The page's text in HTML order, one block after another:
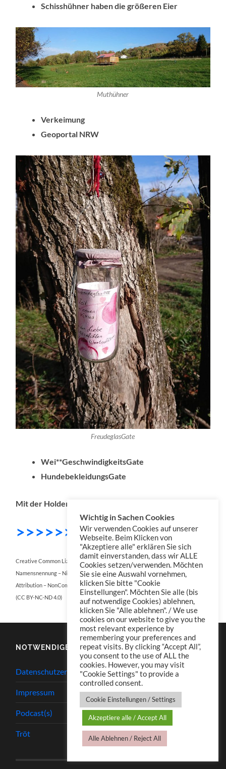
Schisshühner haben die größeren Eier
Muthühner
Verkeimung
Geoportal NRW
FreudeglasGate
Wei**GeschwindigkeitsGate
HundebekleidungsGate
Mit der Holden
>>>>>>> DOWNLOAD
Creative Common Lizenz:
Namensnennung – Nicht kommerziell – Keine Bearbeitungen 4.0 International
Attribution – NonCommercial – NoDerivatives 4.0 International
(CC BY-NC-ND 4.0)
NOTWENDIGES
Datenschutzerklärung
Impressum
Podcast(s)
Tröt
Wichtig in Sachen Cookies
Wir verwenden Cookies auf unserer
Webseite. Beim Klicken von
"Akzeptiere alle" erklären Sie sich
damit einverstanden, dass wir ALLE
Cookies setzen/verwenden. Möchten
Sie sie eine Auswahl vornehmen,
klicken Sie bitte "Cookie
Einstellungen". Möchten Sie alle (bis
auf notwendige Cookies) ablehnen,
klicken Sie "Alle ablehnen". / We use
cookies on our website to give you the
most relevant experience by
remembering your preferences and
repeat visits. By clicking “Accept All”,
you consent to the use of ALL the
cookies. However, you may visit
"Cookie Settings" to provide a
controlled consent.
Cookie Einstellungen / Settings
Akzeptiere alle / Accept All
Alle Ablehnen / Reject All